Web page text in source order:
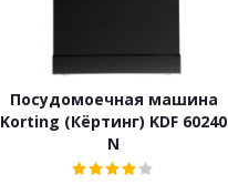
Посудомоечная машина
Korting (Кёртинг) KDF 60240
N